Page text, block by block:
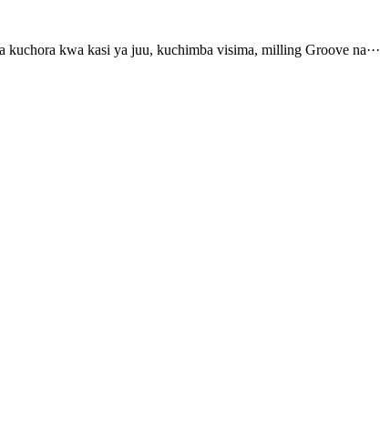
kwa kasi ya juu, kuchimba visima, milling Groove na···